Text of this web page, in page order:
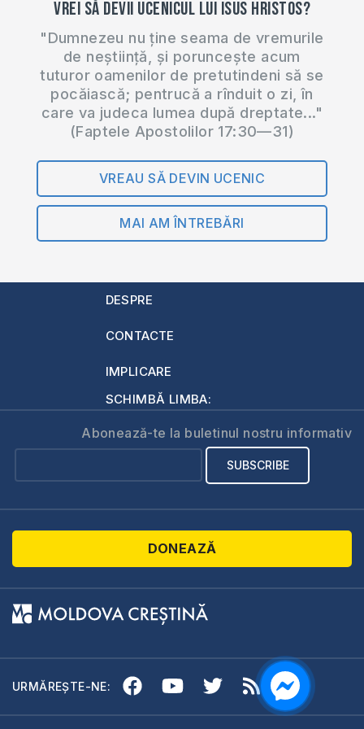
Vrei să devii ucenicul lui Isus Hristos?
"Dumnezeu nu ține seama de vremurile
de neștiință, și poruncește acum
tuturor oamenilor de pretutindeni să se
pocăiască; pentrucă a rînduit o zi, în
care va judeca lumea după dreptate..."
(Faptele Apostolilor 17:30—31)
VREAU SĂ DEVIN UCENIC
MAI AM ÎNTREBĂRI
DESPRE
CONTACTE
IMPLICARE
SCHIMBĂ LIMBA:
Abonează-te la buletinul nostru informativ
DONEAZĂ
URMĂREȘTE-NE: